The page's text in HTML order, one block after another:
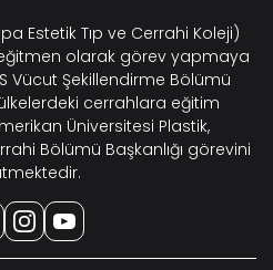
Estetik Tıp ve Cerrahi Koleji)
olarak görev yapmaya
Vücut Şekillendirme Bölümü
cerrahlara eğitim
Üniversitesi Plastik,
Bölümü Başkanlığı görevini